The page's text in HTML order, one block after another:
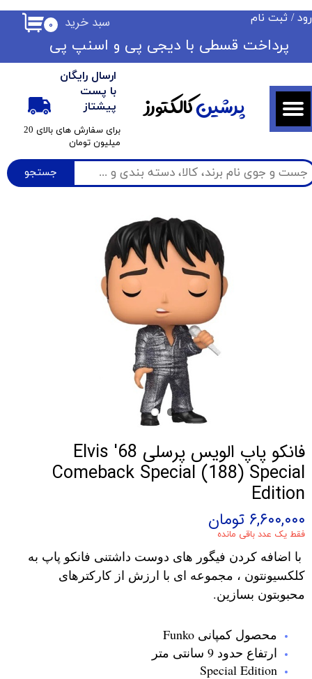
جستجو
ارسال رایگان
با پست
پیشتاز
​برای سفارش های بالای 20
میلیون تومان
۰ سبد خرید / ثبت نام
حساب کاربری من
تغییر گذر واژه
سفارشات
خروج از حساب کاربری
​​پرداخت قسطی با دیجی پی ​​​​​​​و اسنپ پی
پرشینکالکتورز
فانکو پاپ الویس پرسلی Elvis '68
Comeback Special (188) Special
Edition
۶,۶۰۰,۰۰۰ تومان
فقط یک عدد باقی مانده
با اضافه کردن فیگور های دوست داشتنی فانکو پاپ به
کلکسیونتون ، مجموعه ای با ارزش از کارکترهای
محبوبتون بسازین.
محصول کمپانی Funko
ارتفاع حدود 9 سانتی متر
Special Edition